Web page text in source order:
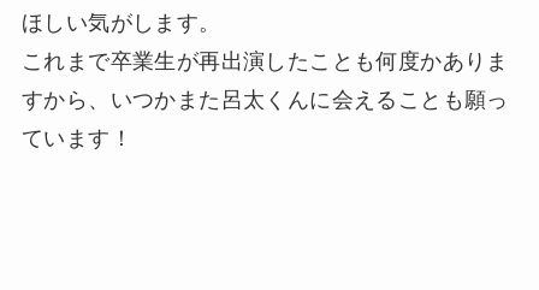
ほしい気がします。
これまで卒業生が再出演したことも何度かありま
すから、いつかまた呂太くんに会えることも願っ
ています！